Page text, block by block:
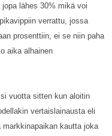
lähes 30% mikä voi
verrattu, jossa
prosenttiin, ei se niin paha
aika alhainen
vuotta sitten kun aloitin
vertaislainausta eli
kautta joka